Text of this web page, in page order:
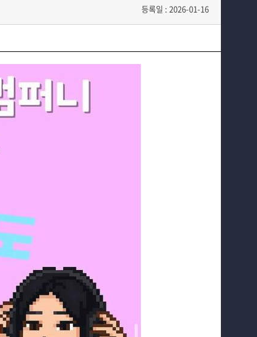
커뮤니티
공연예매 안내
등록일 : 2026-01-16